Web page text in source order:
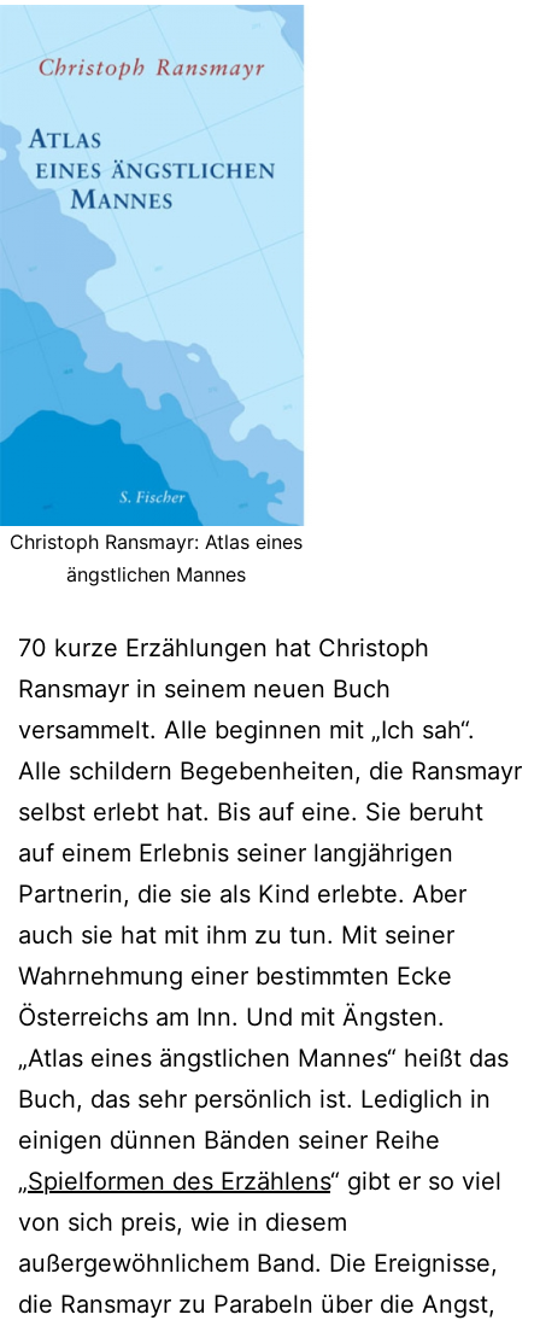
Christoph Ransmayr: Atlas eines
ängstlichen Mannes
70 kurze Erzählungen hat Christoph
Ransmayr in seinem neuen Buch
versammelt. Alle beginnen mit „Ich sah“.
Alle schildern Begebenheiten, die Ransmayr
selbst erlebt hat. Bis auf eine. Sie beruht
auf einem Erlebnis seiner langjährigen
Partnerin, die sie als Kind erlebte. Aber
auch sie hat mit ihm zu tun. Mit seiner
Wahrnehmung einer bestimmten Ecke
Österreichs am Inn. Und mit Ängsten.
„Atlas eines ängstlichen Mannes“ heißt das
Buch, das sehr persönlich ist. Lediglich in
einigen dünnen Bänden seiner Reihe
„Spielformen des Erzählens“ gibt er so viel
von sich preis, wie in diesem
außergewöhnlichem Band. Die Ereignisse,
die Ransmayr zu Parabeln über die Angst,